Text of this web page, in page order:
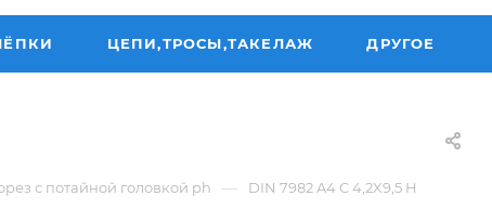
ЦЕПИ,ТРОСЫ,ТАКЕЛАЖ ДРУГОЕ
с потайной головкой ph — DIN 7982 A4 C 4,2X9,5 H